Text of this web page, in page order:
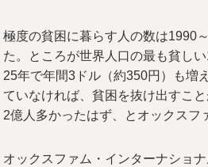
極度の貧困に暮らす人の数は1990
た。ところが世界人口の最も貧し
25年で年間3ドル（約350円）も増
ていなければ、貧困を抜け出すこ
2億人多かったはず、とオックスフ
オックスファム・インターナショ